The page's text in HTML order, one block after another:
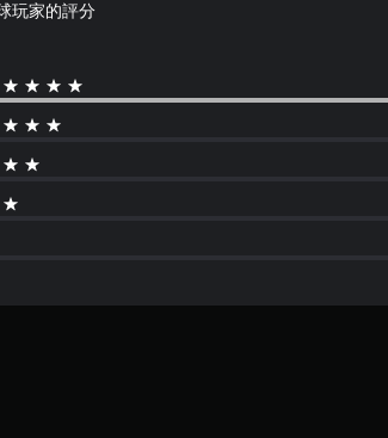
玩家的評分